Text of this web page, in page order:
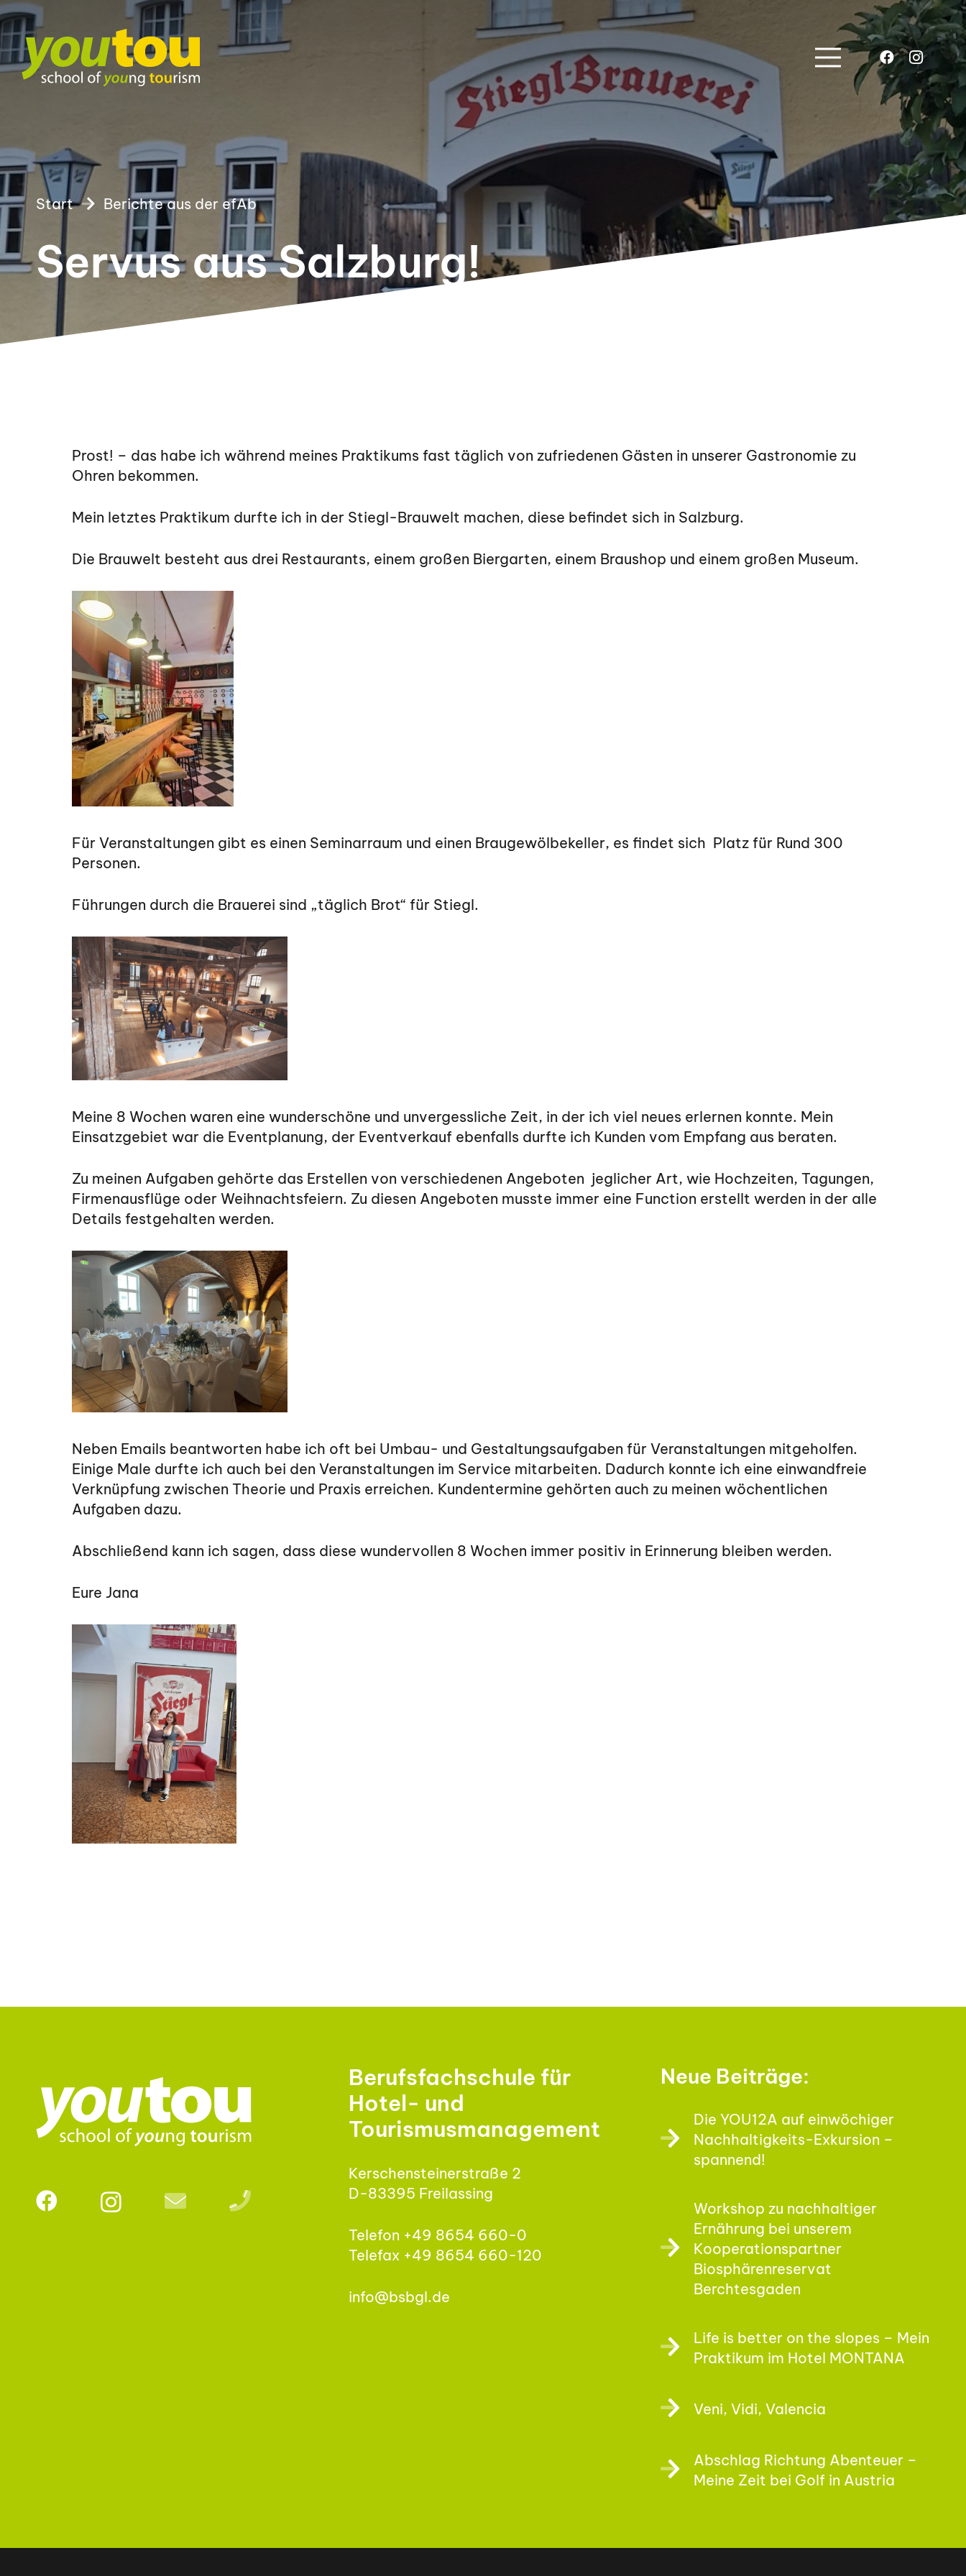
Start Berichte aus der efAb
Servus aus Salzburg!
Prost! – das habe ich während meines Praktikums fast täglich von zufriedenen Gästen in unserer Gastronomie zu
Ohren bekommen.
Mein letztes Praktikum durfte ich in der Stiegl-Brauwelt machen, diese befindet sich in Salzburg.
Die Brauwelt besteht aus drei Restaurants, einem großen Biergarten, einem Braushop und einem großen Museum.
Für Veranstaltungen gibt es einen Seminarraum und einen Braugewölbekeller, es findet sich Platz für Rund 300
Personen.
Führungen durch die Brauerei sind „täglich Brot“ für Stiegl.
Meine 8 Wochen waren eine wunderschöne und unvergessliche Zeit, in der ich viel neues erlernen konnte. Mein
Einsatzgebiet war die Eventplanung, der Eventverkauf ebenfalls durfte ich Kunden vom Empfang aus beraten.
Zu meinen Aufgaben gehörte das Erstellen von verschiedenen Angeboten jeglicher Art, wie Hochzeiten, Tagungen,
Firmenausflüge oder Weihnachtsfeiern. Zu diesen Angeboten musste immer eine Function erstellt werden in der alle
Details festgehalten werden.
Neben Emails beantworten habe ich oft bei Umbau- und Gestaltungsaufgaben für Veranstaltungen mitgeholfen.
Einige Male durfte ich auch bei den Veranstaltungen im Service mitarbeiten. Dadurch konnte ich eine einwandfreie
Verknüpfung zwischen Theorie und Praxis erreichen. Kundentermine gehörten auch zu meinen wöchentlichen
Aufgaben dazu.
Abschließend kann ich sagen, dass diese wundervollen 8 Wochen immer positiv in Erinnerung bleiben werden.
Eure Jana
Berufsfachschule für
Hotel- und
Tourismusmanagement
Kerschensteinerstraße 2
D-83395 Freilassing
Telefon +49 8654 660-0
Telefax +49 8654 660-120
info@bsbgl.de
Neue Beiträge:
Die YOU12A auf einwöchiger
Nachhaltigkeits-Exkursion –
spannend!
Workshop zu nachhaltiger
Ernährung bei unserem
Kooperationspartner
Biosphärenreservat
Berchtesgaden
Life is better on the slopes – Mein
Praktikum im Hotel MONTANA
Veni, Vidi, Valencia
Abschlag Richtung Abenteuer –
Meine Zeit bei Golf in Austria